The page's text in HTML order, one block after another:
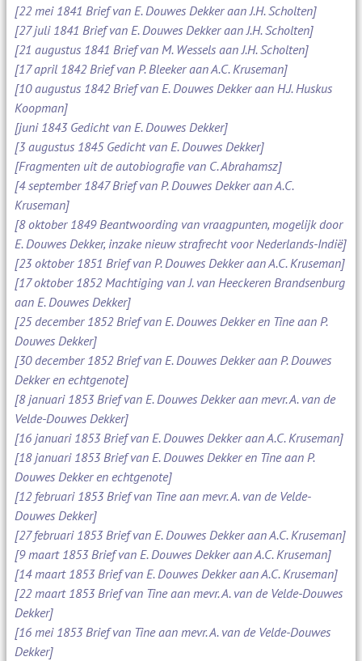
[22 mei 1841 Brief van E. Douwes Dekker aan J.H. Scholten]
[27 juli 1841 Brief van E. Douwes Dekker aan J.H. Scholten]
[21 augustus 1841 Brief van M. Wessels aan J.H. Scholten]
[17 april 1842 Brief van P. Bleeker aan A.C. Kruseman]
[10 augustus 1842 Brief van E. Douwes Dekker aan H.J. Huskus
Koopman]
[juni 1843 Gedicht van E. Douwes Dekker]
[3 augustus 1845 Gedicht van E. Douwes Dekker]
[Fragmenten uit de autobiografie van C. Abrahamsz]
[4 september 1847 Brief van P. Douwes Dekker aan A.C.
Kruseman]
[8 oktober 1849 Beantwoording van vraagpunten, mogelijk door
E. Douwes Dekker, inzake nieuw strafrecht voor Nederlands-Indië]
[23 oktober 1851 Brief van P. Douwes Dekker aan A.C. Kruseman]
[17 oktober 1852 Machtiging van J. van Heeckeren Brandsenburg
aan E. Douwes Dekker]
[25 december 1852 Brief van E. Douwes Dekker en Tine aan P.
Douwes Dekker]
[30 december 1852 Brief van E. Douwes Dekker aan P. Douwes
Dekker en echtgenote]
[8 januari 1853 Brief van E. Douwes Dekker aan mevr. A. van de
Velde-Douwes Dekker]
[16 januari 1853 Brief van E. Douwes Dekker aan A.C. Kruseman]
[18 januari 1853 Brief van E. Douwes Dekker en Tine aan P.
Douwes Dekker en echtgenote]
[12 februari 1853 Brief van Tine aan mevr. A. van de Velde-
Douwes Dekker]
[27 februari 1853 Brief van E. Douwes Dekker aan A.C. Kruseman]
[9 maart 1853 Brief van E. Douwes Dekker aan A.C. Kruseman]
[14 maart 1853 Brief van E. Douwes Dekker aan A.C. Kruseman]
[22 maart 1853 Brief van Tine aan mevr. A. van de Velde-Douwes
Dekker]
[16 mei 1853 Brief van Tine aan mevr. A. van de Velde-Douwes
Dekker]